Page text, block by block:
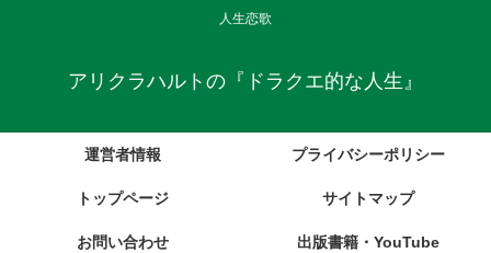
人生恋歌
アリクラハルトの『ドラクエ的な人生』
運営者情報 プライバシーポリシー
トップページ サイトマップ
お問い合わせ 出版書籍・YouTube